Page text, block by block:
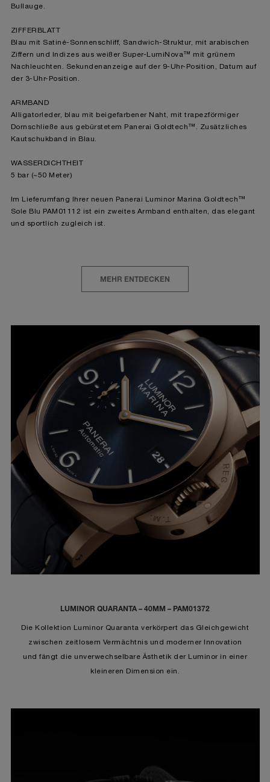
Bullauge.
ZIFFERBLATT
Blau mit Satiné-Sonnenschliff, Sandwich-Struktur, mit arabischen
Ziffern und Indizes aus weißer Super-LumiNova™ mit grünem
Nachleuchten. Sekundenanzeige auf der 9-Uhr-Position, Datum auf
der 3-Uhr-Position.
ARMBAND
Alligatorleder, blau mit beigefarbener Naht, mit trapezförmiger
Dornschließe aus gebürstetem Panerai Goldtech™. Zusätzliches
Kautschukband in Blau.
WASSERDICHTHEIT
5 bar (~50 Meter)
Im Lieferumfang Ihrer neuen Panerai Luminor Marina Goldtech™
Sole Blu PAM01112 ist ein zweites Armband enthalten, das elegant
und sportlich zugleich ist.
MEHR ENTDECKEN
LUMINOR QUARANTA – 40MM – PAM01372
Die Kollektion Luminor Quaranta verkörpert das Gleichgewicht
zwischen zeitlosem Vermächtnis und moderner Innovation
und fängt die unverwechselbare Ästhetik der Luminor in einer
kleineren Dimension ein.